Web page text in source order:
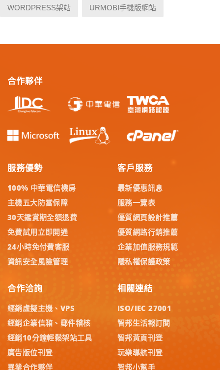
WORDPRESS架站 URMOBI手機版網站
合作夥伴
服務優勢
100% 中華電信機房
主機五大防當保障
30天鑑賞期全額退費
免費試用立即開通
24小時免付費客服
資訊安全風險管理
客戶服務
最新優惠訊息
服務一覽表
優質網頁設計推薦
優質網路行銷推薦
企業加值服務規範
隱私權保護政策
合作洽詢
經銷虛擬主機、VPS
經銷企業信箱、郵件稽核
經銷10分鐘輕鬆架站工具
廣告版位刊登
異業合作夥伴
相關連結
ISO/IEC 27001
智邦生活報訂閱
智邦黃頁刊登
玩樂導航刊登
智邦小幫手